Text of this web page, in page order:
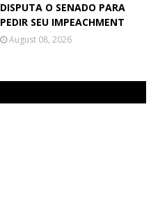
DISPUTA O SENADO PARA
PEDIR SEU IMPEACHMENT
August 08, 2026